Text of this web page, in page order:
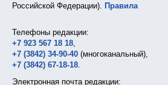
Российской Федерации). Правила
Телефоны редакции:
+7 923 567 18 18
+7 (3842) 34-90-40 (многоканальный),
+7 (3842) 67-18-18
Электронная почта редакции: